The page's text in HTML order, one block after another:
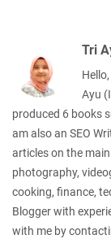
Tri
Ayu
produced 6 books
am also an SEO
articles on the
photography,
cooking, finance,
Blogger with
with me by